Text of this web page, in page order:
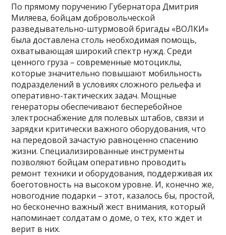
По прямому поручению Губернатора Дмитрия
Миляева, бойцам добровольческой
разведывательно-штурмовой бригады «ВОЛКИ»
была доставлена столь необходимая помощь,
охватывающая широкий спектр нужд. Среди
ценного груза – современные мотоциклы,
которые значительно повышают мобильность
подразделений в условиях сложного рельефа и
оперативно-тактических задач. Мощные
генераторы обеспечивают бесперебойное
электроснабжение для полевых штабов, связи и
зарядки критически важного оборудования, что
на передовой зачастую равноценно спасению
жизни. Специализированные инструменты
позволяют бойцам оперативно проводить
ремонт техники и оборудования, поддерживая их
боеготовность на высоком уровне. И, конечно же,
новогодние подарки – этот, казалось бы, простой,
но бесконечно важный жест внимания, который
напоминает солдатам о доме, о тех, кто ждет и
верит в них.